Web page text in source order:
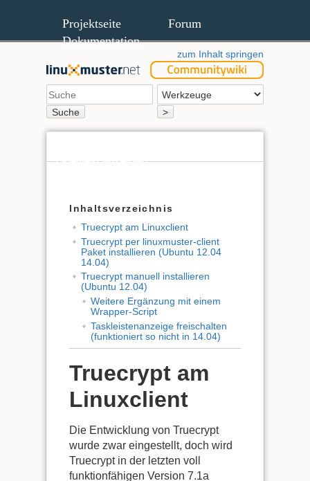
Projektseite
Forum
Dokumentation
zum Inhalt springen
Suche >
Quelltext anzeigen
Inhaltsverzeichnis
Truecrypt am Linuxclient
Truecrypt per linuxmuster-client
Paket installieren (Ubuntu 12.04
14.04)
Truecrypt manuell installieren
(Ubuntu 12.04)
Weitere Ergänzung mit einem
Wrapper-Script
Taskleistenanzeige freischalten
(funktioniert so nicht in 14.04)
Truecrypt am
Linuxclient
Die Entwicklung von Truecrypt
wurde zwar eingestellt, doch wird
Truecrypt in der letzten voll
funktionfähigen Version 7.1a